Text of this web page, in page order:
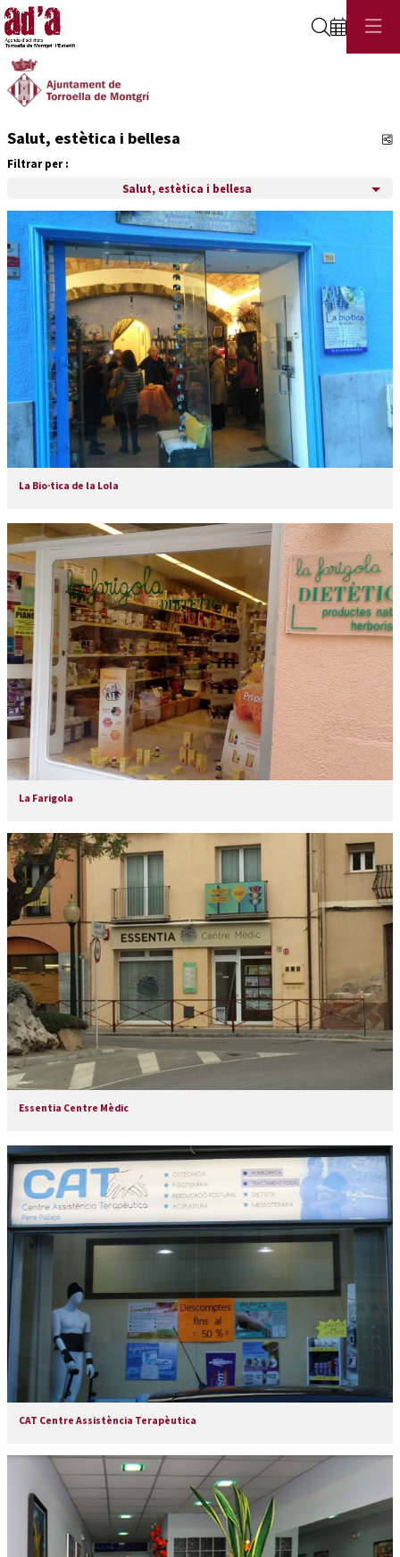
Cerca
Salut, estètica i bellesa
Filtrar per :
Salut, estètica i bellesa
La Bio·tica de la Lola
La Farigola
Essentia Centre Mèdic
CAT Centre Assistència Terapèutica